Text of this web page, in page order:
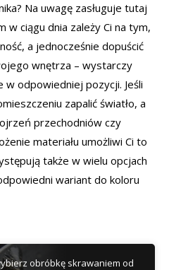
Na uwagę zasługuje tutaj
w ciągu dnia zależy Ci na tym,
a jednocześnie dopuścić
wnętrza – wystarczy
w odpowiedniej pozycji. Jeśli
zapalić światło, a
przechodniów czy
materiału umożliwi Ci to
także w wielu opcjach
wariant do koloru
obróbkę skrawaniem od